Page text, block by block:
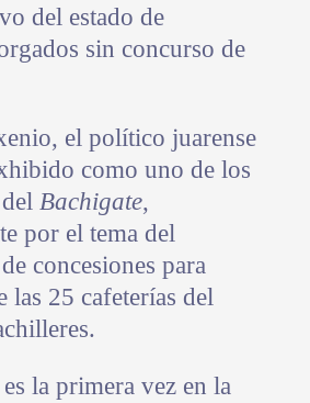
del estado de
sin concurso de
el político juarense
como uno de los
Bachigate,
por el tema del
concesiones para
las 25 cafeterías del
la primera vez en la